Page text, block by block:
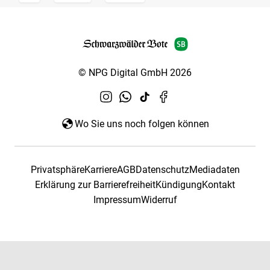
© NPG Digital GmbH 2026
Wo Sie uns noch folgen können
PrivatsphäreKarriereAGBDatenschutzMediadaten
Erklärung zur BarrierefreiheitKündigungKontakt
ImpressumWiderruf